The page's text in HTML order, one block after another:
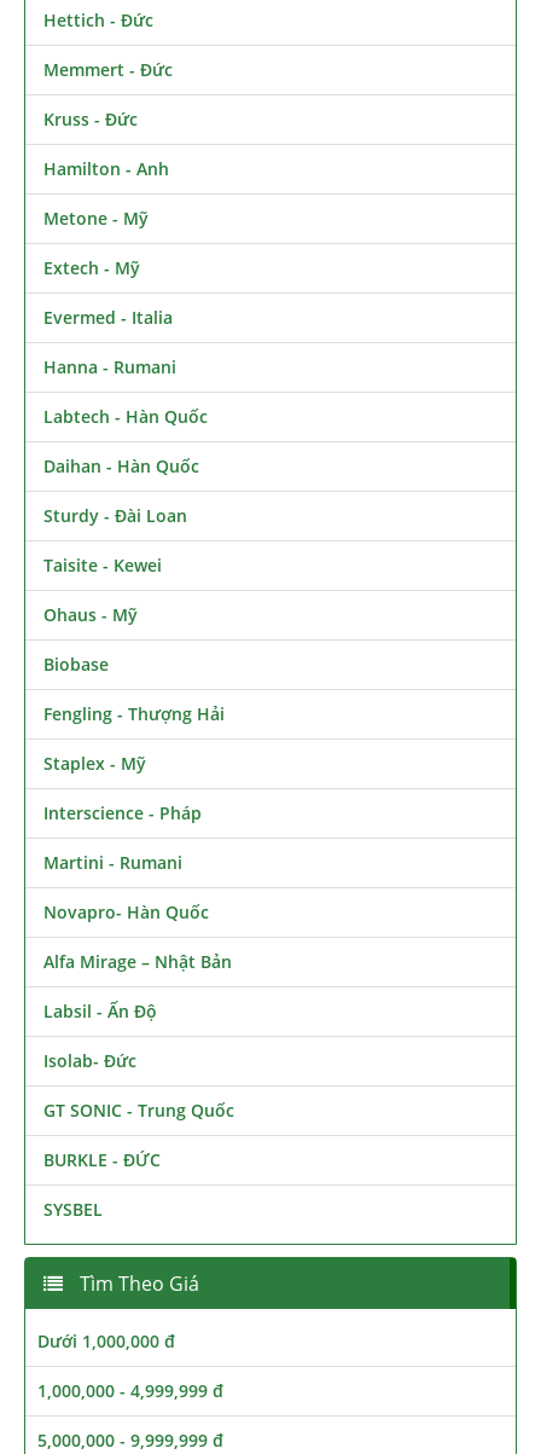
Hettich - Đức
Memmert - Đức
Kruss - Đức
Hamilton - Anh
Metone - Mỹ
Extech - Mỹ
Evermed - Italia
Hanna - Rumani
Labtech - Hàn Quốc
Daihan - Hàn Quốc
Sturdy - Đài Loan
Taisite - Kewei
Ohaus - Mỹ
Biobase
Fengling - Thượng Hải
Staplex - Mỹ
Interscience - Pháp
Martini - Rumani
Novapro- Hàn Quốc
Alfa Mirage – Nhật Bản
Labsil - Ấn Độ
Isolab- Đức
GT SONIC - Trung Quốc
BURKLE - ĐỨC
SYSBEL
Tìm Theo Giá
Dưới 1,000,000 đ
1,000,000 - 4,999,999 đ
5,000,000 - 9,999,999 đ